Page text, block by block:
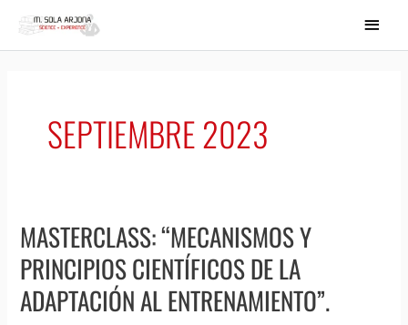
SEPTIEMBRE 2023
MASTERCLASS: “MECANISMOS Y
PRINCIPIOS CIENTÍFICOS DE LA
ADAPTACIÓN AL ENTRENAMIENTO”.
Masterclass:
“Mecanismos
y
Principios